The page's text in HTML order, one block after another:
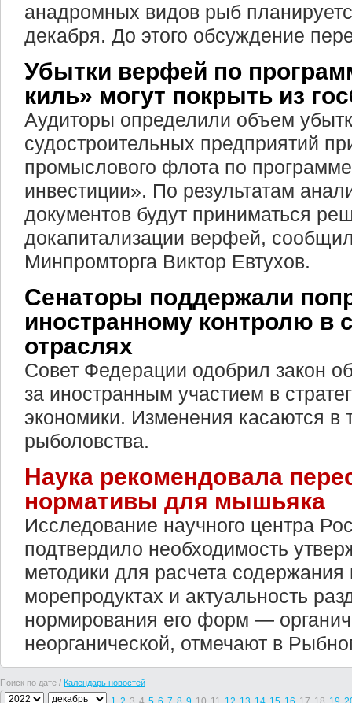
анадромных видов рыб
декабря. До этого обсуждение
Убытки верфей по
киль» могут покрыть из
Аудиторы определили объем
судостроительных предприятий
промыслового флота по
инвестиции». По результатам
документов будут приниматься
докапитализации верфей,
Минпромторга Виктор Евтухов.
Сенаторы поддержали
иностранному контролю в
отраслях
Совет Федерации одобрил закон
за иностранным участием в
экономики. Изменения касаются
рыболовства.
Наука рекомендовала
нормативы для мышьяка
Исследование научного центра
подтвердило необходимость
методики для расчета
морепродуктах и актуальность
нормирования его форм —
неорганической, отмечают в
Поиск по дате / Календарь новостей